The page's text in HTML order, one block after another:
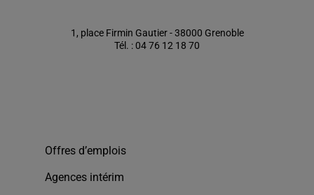
1, place Firmin Gautier - 38000 Grenoble
Tél. : 04 76 12 18 70
Offres d’emplois
Agences intérim